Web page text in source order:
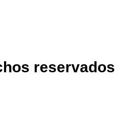
reservados